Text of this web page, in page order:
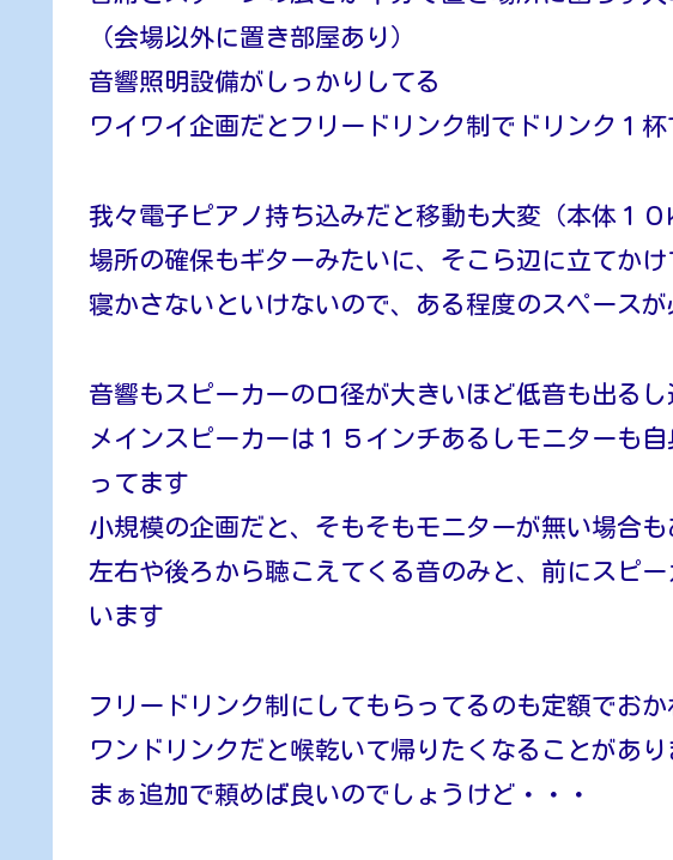
（会場以外に置き部屋あり）
音響照明設備がしっかりしてる
ワイワイ企画だとフリードリンク制でドリンク１
我々電子ピアノ持ち込みだと移動も大変（本体１
場所の確保もギターみたいに、そこら辺に立てか
寝かさないといけないので、ある程度のスペースが
音響もスピーカーの口径が大きいほど低音も出る
メインスピーカーは１５インチあるしモニターも
ってます
小規模の企画だと、そもそもモニターが無い場合
左右や後ろから聴こえてくる音のみと、前にスピ
います
フリードリンク制にしてもらってるのも定額でお
ワンドリンクだと喉乾いて帰りたくなることがあり
まぁ追加で頼めば良いのでしょうけど・・・